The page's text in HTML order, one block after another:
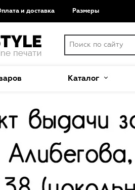
и доставка Размеры
Каталог